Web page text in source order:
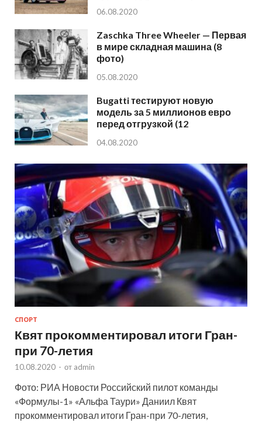
06.08.2020
Zaschka Three Wheeler — Первая
в мире складная машина (8
фото)
05.08.2020
Bugatti тестируют новую
модель за 5 миллионов евро
перед отгрузкой (12
04.08.2020
СПОРТ
Квят прокомментировал итоги Гран-
при 70-летия
10.08.2020 - от admin
Фото: РИА Новости Российский пилот команды
«Формулы-1» «Альфа Таури» Даниил Квят
прокомментировал итоги Гран-при 70-летия,